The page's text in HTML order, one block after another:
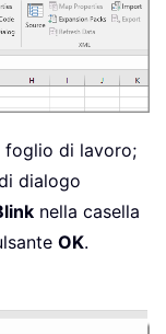
foglio di lavoro;
dialogo
nella casella
OK.